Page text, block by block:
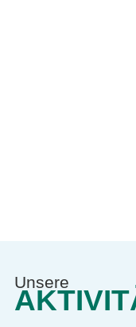
Unsere